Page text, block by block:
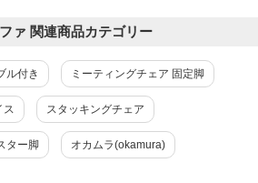
良かったです。
すべてのお客様のコメント見る
ァ 関連商品カテゴリー
ル付き ミーティングチェア 固定脚
ス スタッキングチェア
ター脚 オカムラ(okamura)